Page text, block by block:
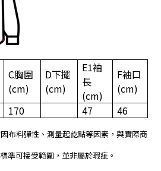
C胸圍
(cm)
D下擺
(cm)
E1袖
長
(cm)
F袖口
(cm)
170 47 46
布料彈性、測量起訖點等因素，與實際商
準可接受範圍，並非屬於瑕疵。